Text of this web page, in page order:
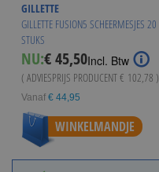
GILLETTE
GILLETTE FUSION5 SCHEERMESJES 20
STUKS
NU:€ 45,50Incl. Btw
( ADVIESPRIJS PRODUCENT€ 102,78 )
Vanaf € 44,95
WINKELMANDJE